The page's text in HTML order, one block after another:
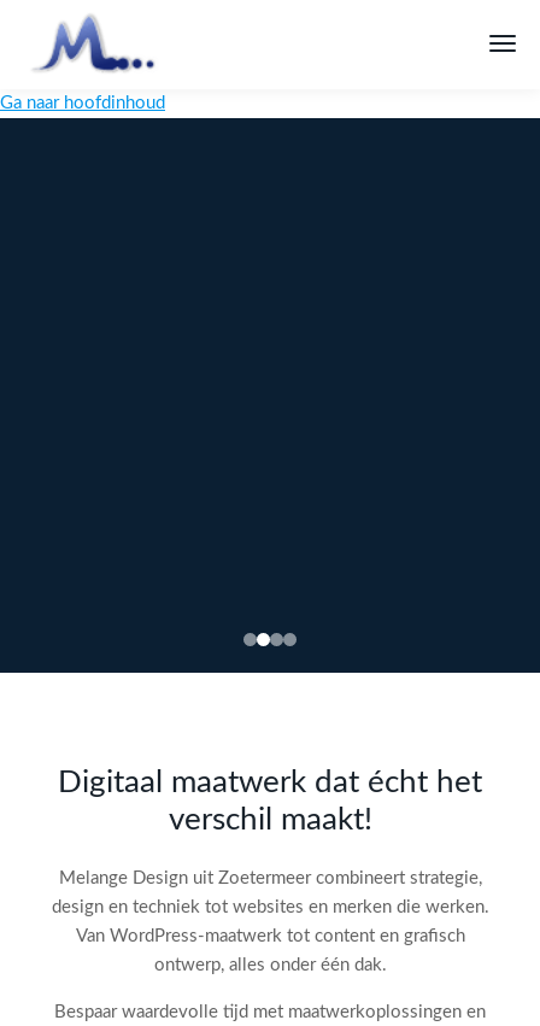
Ga naar hoofdinhoud
de SEO-
audit
Digitaal maatwerk dat écht het
verschil maakt!
Melange Design uit Zoetermeer combineert strategie,
design en techniek tot websites en merken die werken.
Van WordPress-maatwerk tot content en grafisch
ontwerp, alles onder één dak.
Bespaar waardevolle tijd met maatwerkoplossingen en